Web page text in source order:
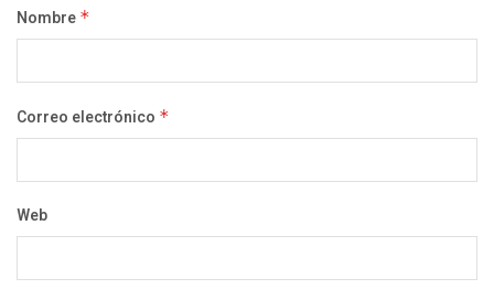
Nombre *
Correo electrónico *
Web